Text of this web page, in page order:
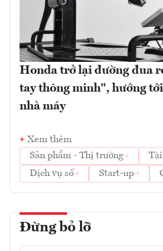
Honda trở lại đường đua
tay thông minh", hướng
nhà máy
Xem thêm
Sản phẩm - Thị trường
Tài
Dịch vụ số
Start-up
Đừng bỏ lỡ